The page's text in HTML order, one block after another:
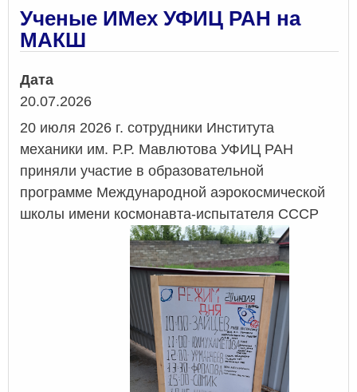
Ученые ИМех УФИЦ РАН на
МАКШ
Дата
20.07.2026
20 июля 2026 г. сотрудники Института
механики им. Р.Р. Мавлютова УФИЦ РАН
приняли участие в образовательной
программе Международной аэрокосмической
школы имени космонавта-испытателя СССР